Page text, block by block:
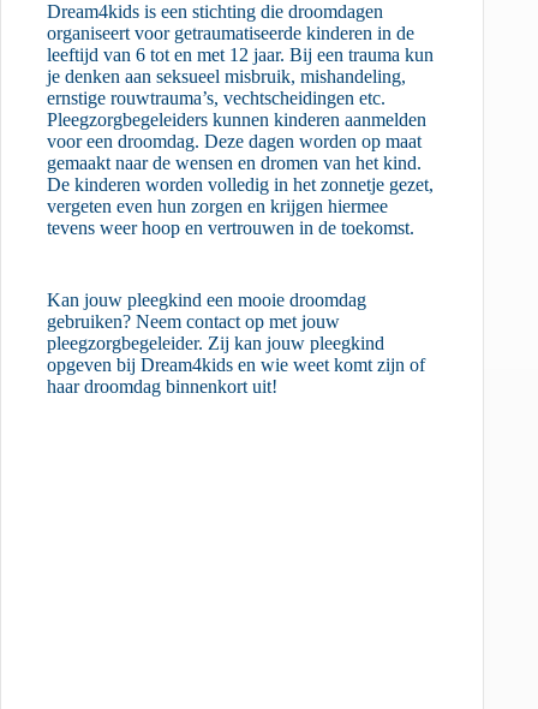
Dream4kids is een stichting die droomdagen
organiseert voor getraumatiseerde kinderen in de
leeftijd van 6 tot en met 12 jaar. Bij een trauma kun
je denken aan seksueel misbruik, mishandeling,
ernstige rouwtrauma’s, vechtscheidingen etc.
Pleegzorgbegeleiders kunnen kinderen aanmelden
voor een droomdag. Deze dagen worden op maat
gemaakt naar de wensen en dromen van het kind.
De kinderen worden volledig in het zonnetje gezet,
vergeten even hun zorgen en krijgen hiermee
tevens weer hoop en vertrouwen in de toekomst.
Kan jouw pleegkind een mooie droomdag
gebruiken? Neem contact op met jouw
pleegzorgbegeleider. Zij kan jouw pleegkind
opgeven bij Dream4kids en wie weet komt zijn of
haar droomdag binnenkort uit!